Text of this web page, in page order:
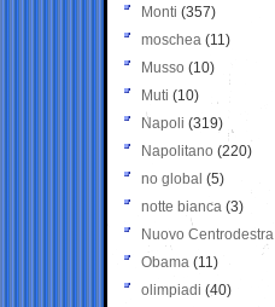
Monti (357)
moschea (11)
Musso (10)
Muti (10)
Napoli (319)
Napolitano (220)
no global (5)
notte bianca (3)
Nuovo Centrodestra
Obama (11)
olimpiadi (40)